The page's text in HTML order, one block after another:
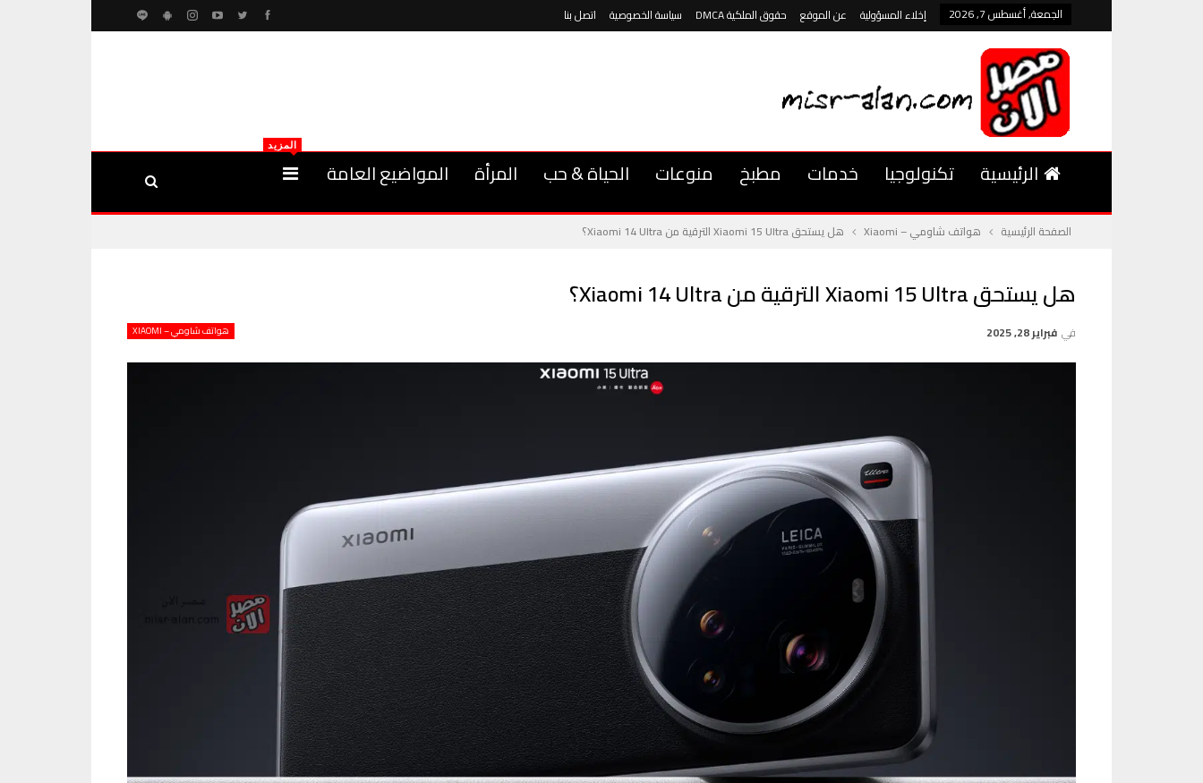
الجمعة, أغسطس 7, 2026 إخلاء المسؤولية عن الموقع حقوق الملكية DMCA سياسة الخصوصية اتصل بنا
الرئيسية تكنولوجيا خدمات مطبخ منوعات الحياة & حب المرأة المواضيع العامة
المزيد
الصفحة الرئيسية هواتف شاومي – Xiaomi هل يستحق Xiaomi 15 Ultra الترقية من Xiaomi 14 Ultra؟
هل يستحق Xiaomi 15 Ultra الترقية من Xiaomi 14 Ultra؟
هواتف شاومي – XIAOMI في فبراير 28, 2025